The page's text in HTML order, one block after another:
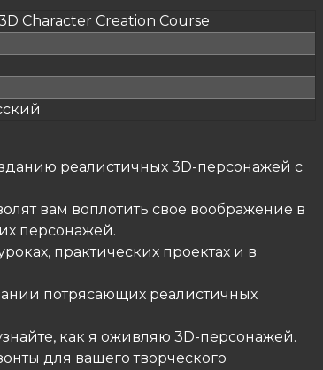
Character Creation Course
реалистичных 3D-персонажей с
вам воплотить свое воображение в
персонажей.
практических проектах и ​​в
потрясающих реалистичных
как я оживляю 3D-персонажей.
для вашего творческого